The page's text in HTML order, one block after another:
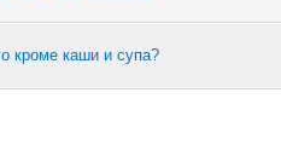
кроме каши и супа?